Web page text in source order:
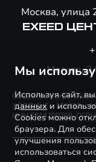
Москва, улица
EXEED
Москва,
Общество с
ХОЛДИНГ», 123290, г.
ИНН 7714700709,
Мы
Используя сайт,
данных и
Cookies можно
браузера. Для
улучшения
использоваться